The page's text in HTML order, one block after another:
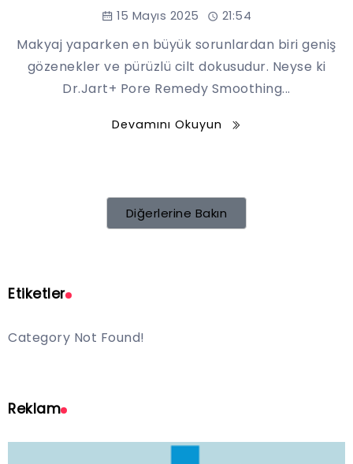
15 Mayıs 2025 21:54
Makyaj yaparken en büyük sorunlardan biri geniş
gözenekler ve pürüzlü cilt dokusudur. Neyse ki
Dr.Jart+ Pore Remedy Smoothing...
Devamını Okuyun
Diğerlerine Bakın
Etiketler
Category Not Found!
Reklam